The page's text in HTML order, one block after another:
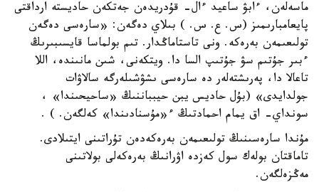
ماسەلەن، ءابۋ ساعيد ءال- قۇدريدەن جەتكەن حاديستە ارداقتى
پايعامبارىمىز (س. ع. س. ) بىلاي دەگەن: «سارەسى دەگەن
تولىعىمەن بەرەكە. ونى تاستاماڭدار. تىم بولماسا قايسىبىرىڭ
ءبىر جۇتىم سۋ جۇتىپ السا دا. ويتكەنى، شىن مانىندە، اللا
تاعالا دا، پەرىشتەلەر دە سارەسى ىشۋشىلەرگە سالاۋات
جولدايدى» (بۇل حاديس يبن حيبباننىڭ «ساحيحىندا» ،
سونداي- اق يمام احمادتىڭ ء«مۇسنادىندا» كەلگەن. ) .
مۇندا سارەسىنىڭ تولىعىمەن بەرەكەدەن تۇراتىنى ايتىلادى.
تاماقتان بولەك سول كەزدە اۋرانىڭ بەرەكەلى بولاتىنى
مەڭزەلگەن.